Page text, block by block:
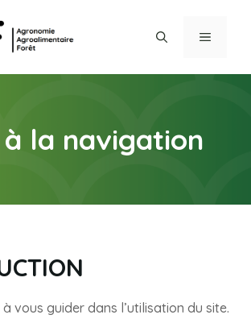
MENU
la navigation
vous guider dans l’utilisation du site.